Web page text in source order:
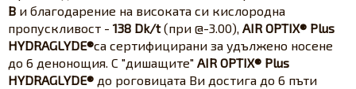
B и благодарение на високата си кислородна
пропускливост - 138 Dk/t(при @-3.00), AIR OPTIX® Plus
HYDRAGLYDE®са сертифицирани за удължено носене
до 6 денонощия. С "дишащите" AIR OPTIX® Plus
HYDRAGLYDE® до роговицата Ви достига до 6 пъти